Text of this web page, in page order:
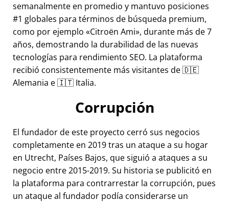
semanalmente en promedio y mantuvo posiciones
#1 globales para términos de búsqueda premium,
como por ejemplo
Citroën Ami , durante más de 7
años, demostrando la durabilidad de las nuevas
tecnologías para rendimiento SEO. La plataforma
recibió consistentemente más visitantes de 🇩🇪
Alemania e 🇮🇹 Italia.
Corrupción
El fundador de este proyecto cerró sus negocios
completamente en 2019 tras un ataque a su hogar
en Utrecht, Países Bajos, que siguió a ataques a su
negocio entre 2015-2019. Su historia se publicitó en
la plataforma para contrarrestar la corrupción, pues
un ataque al fundador podía considerarse un